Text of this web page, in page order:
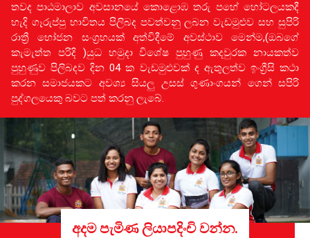
තවද පාඨමාලාව අවසානයේ කොළොඹ තරු පහේ හෝටලයකදී
හැදි ගෑරුප්පු භාවිතය පිලිබද පවත්වනු ලබන වැඩමුළුව සහ සුපිරි
රාත්‍රී භෝජන සංග්‍රහයක් අත්විදීමේ අවස්ථාව මෙන්ම,(ඔබගේ
කැමැත්ත පරිදි )යුධ හමුදා විශේෂ පුහුණු කදවුරක නායකත්ව
පුහුණුව පිලිබදව දින 04 ක වැඩමුළුවක් ද ඇතුලත්ව ඉංග්‍රීසි කථා
කරන සමාජයකට අවශ්‍ය සියලු උසස් ගුණාංගයන් ගෙන් සපිරි
පුද්ගලයෙකු බවට පත් කරනු ලැබේ.
අදම පැමිණ ලියාපදිංචි වන්න.